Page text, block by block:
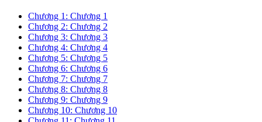
Chương 1: Chương 1
Chương 2: Chương 2
Chương 3: Chương 3
Chương 4: Chương 4
Chương 5: Chương 5
Chương 6: Chương 6
Chương 7: Chương 7
Chương 8: Chương 8
Chương 9: Chương 9
Chương 10: Chương 10